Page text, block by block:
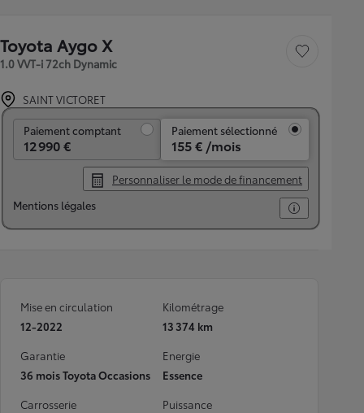
Toyota Aygo X
1.0 VVT-i 72ch Dynamic
Sauvegarder le
SAINT VICTORET
Paiement comptant
12 990 €
Paiement sélectionné
155 € /mois
Personnaliser le mode de financement
Mentions légales
Mise en circulation
12-2022
Kilométrage
13 374 km
Garantie
36 mois Toyota Occasions
Energie
Essence
Carrosserie
Puissance